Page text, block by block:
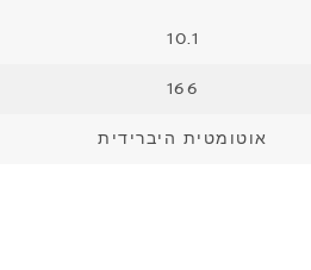
10.1
166
אוטומטית היברידית